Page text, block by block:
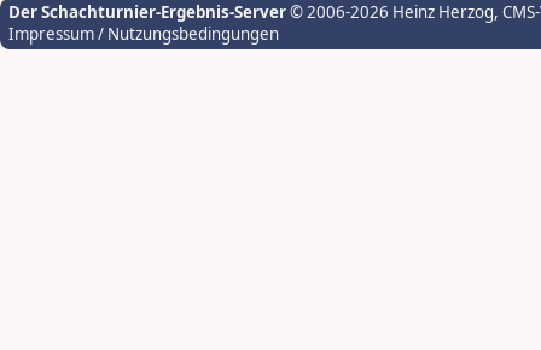
Der Schachturnier-Ergebnis-Server© 2006-2026 Heinz Herzog,
Impressum / Nutzungsbedingungen